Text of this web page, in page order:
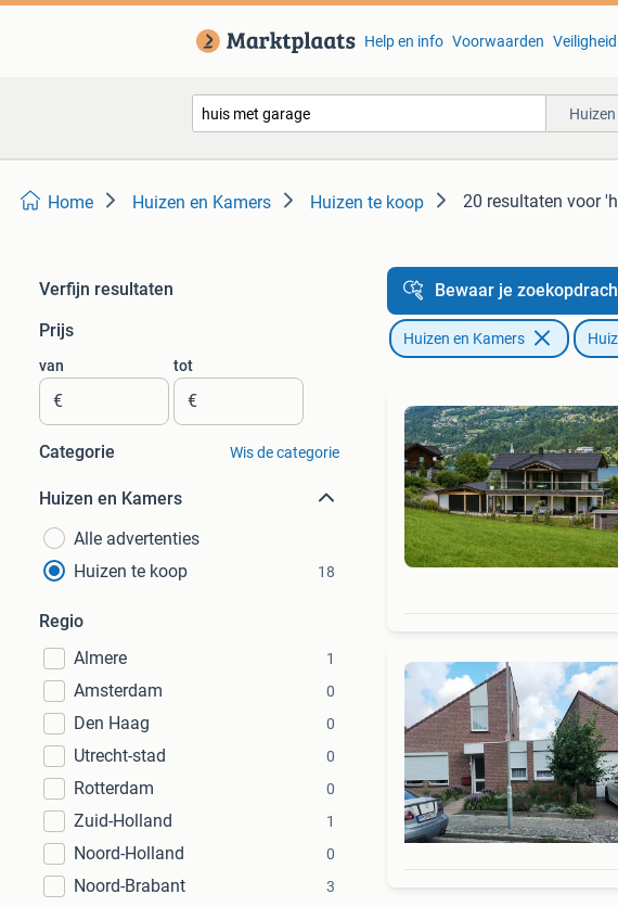
Help en info Voorwaarden
Home Huizen en Kamers Huizen te koop 20 resultaten voor
Verfijn resultaten
Prijs
van
€
tot
€
Categorie Wis de categorie
Huizen en Kamers
Alle advertenties
Huizen te koop
18
Regio
Almere
1
Amsterdam 0
Den Haag 0
Utrecht-stad 0
Rotterdam 0
Zuid-Holland 1
Noord-Holland 0
Noord-Brabant 3
Bewaar je
Huizen en Kamers